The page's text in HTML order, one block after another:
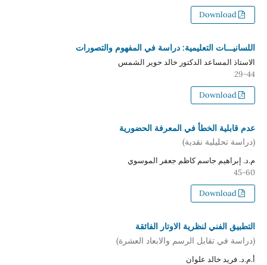
Download
اللسانيـــات التعليمية: دراسة في المفهوم والتصورات
الاستاذ المساعد الدكتور خالد حوير الشمس
29-44
Download
عدم قابلية الخطأ في المعرفة الحضورية
(دراسة تحليلية نقدية)
م.د. إبراهيم جاسم كاظم جعفر الموسوي
45-60
Download
التطبيق الفني لنظرية الاوتار الفائقة
(دراسة في تقابل الرسم والابعاد العشرة)
أ.م.د. فريد خالد علوان